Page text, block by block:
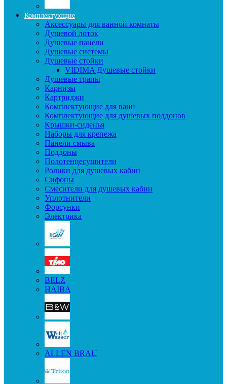
Комплектующие
Аксессуары для ванной комнаты
Душевой лоток
Душевые панели
Душевые системы
Душевые стойки
VIDIMA Душевые стойки
Душевые трапы
Карнизы
Картриджи
Комплектующие для ванн
Комплектующие для душевых поддонов
Крышки-сиденья
Наборы для крепежа
Панели смыва
Поддоны
Полотенцесушители
Ролики для душевых кабин
Сифоны
Смесители для душевых кабин
Уплотнители
Форсунки
Электрика
BELZ
HAIBA
ALLEN BRAU